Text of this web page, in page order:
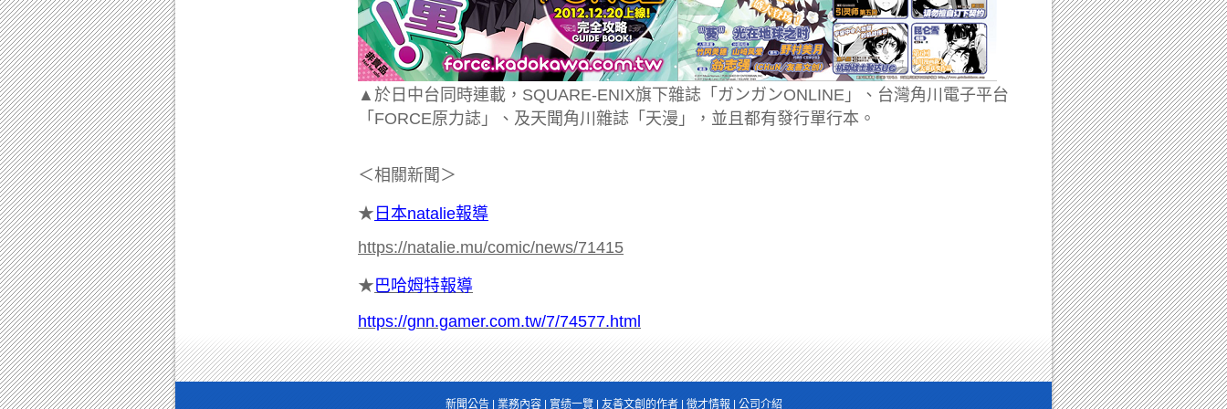
▲ 於日中台同時連載，SQUARE-ENIX旗下雜誌「ガンガンONLINE」、台灣角川電子平台
「FORCE原力誌」、及天聞角川雜誌「天漫」，並且都有發行單行本。
＜相關新聞＞
★ 日本natalie報導
https://natalie.mu/comic/news/71415
★巴哈姆特報導
https://gnn.gamer.com.tw/7/74577.html
新聞公告| 業務內容| 實绩一覽| 友善文創的作者| 徵才情報 公司介紹